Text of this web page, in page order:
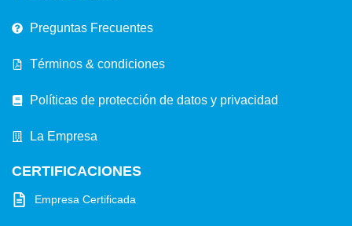
Preguntas Frecuentes
Términos & condiciones
Políticas de protección de datos y privacidad
La Empresa
CERTIFICACIONES
Empresa Certificada